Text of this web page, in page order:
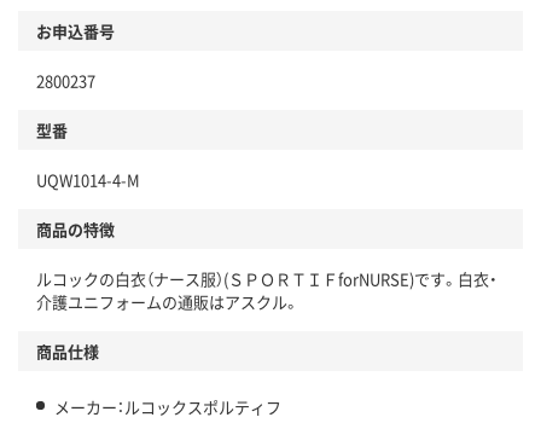
お申込番号
2800237
型番
UQW1014-4-M
商品の特徴
ルコックの白衣（ナース服）(ＳＰＯＲＴＩＦforNURSE)です。白衣・
介護ユニフォームの通販はアスクル。
商品仕様
メーカー：ルコックスポルティフ